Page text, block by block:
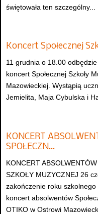
świętowała ten szczególny...
Koncert Społecznej
11 grudnia o 18.00
koncert Społecznej Szkoły
Mazowieckiej. Wystąpią
Jemielita, Maja Cybulska i
KONCERT
SPOŁECZN…
KONCERT
SZKOŁY MUZYCZNEJ 26
zakończenie roku
koncert absolwentów
OTIKO w Ostrowi